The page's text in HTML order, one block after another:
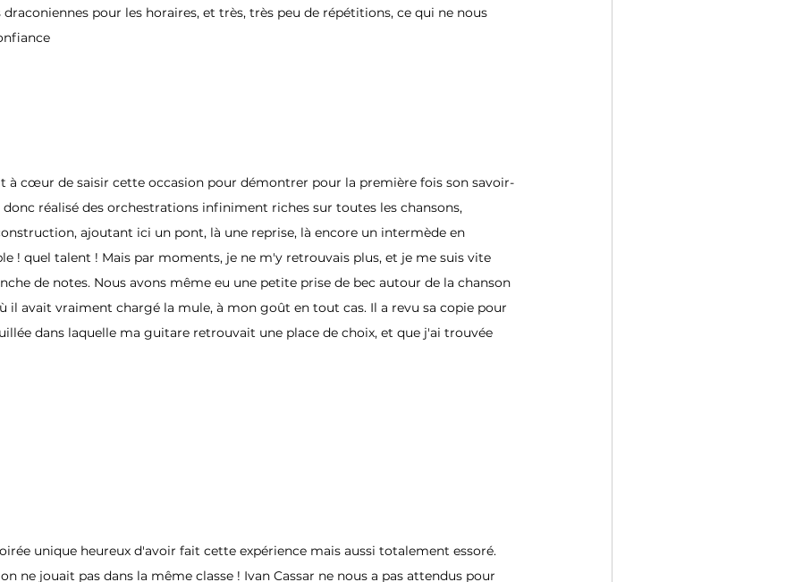
pour les horaires, et très, très peu de répétitions, ce qui ne nous
à cœur de saisir cette occasion pour démontrer pour la première fois son savoir-
réalisé des orchestrations infiniment riches sur toutes les chansons,
ajoutant ici un pont, là une reprise, là encore un intermède en
! quel talent ! Mais par moments, je ne m'y retrouvais plus, et je me suis vite
de notes. Nous avons même eu une petite prise de bec autour de la chanson
il avait vraiment chargé la mule, à mon goût en tout cas. Il a revu sa copie pour
dans laquelle ma guitare retrouvait une place de choix, et que j'ai trouvée
unique heureux d'avoir fait cette expérience mais aussi totalement essoré.
ne jouait pas dans la même classe ! Ivan Cassar ne nous a pas attendus pour